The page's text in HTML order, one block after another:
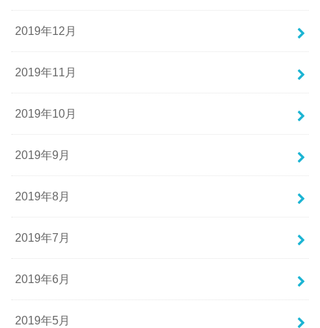
2019年12月
2019年11月
2019年10月
2019年9月
2019年8月
2019年7月
2019年6月
2019年5月